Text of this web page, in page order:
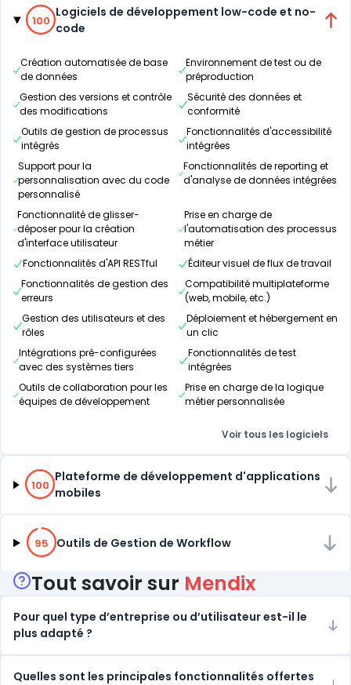
100% de compatibilité
100
Logiciels de développement low-code et no-
code
Création automatisée de base
de données
Environnement de test ou de
préproduction
Gestion des versions et contrôle
des modifications
Sécurité des données et
conformité
Outils de gestion de processus
intégrés
Fonctionnalités d'accessibilité
intégrées
Support pour la
personnalisation avec du code
personnalisé
Fonctionnalités de reporting et
d'analyse de données intégrées
Fonctionnalité de glisser-
déposer pour la création
d'interface utilisateur
Prise en charge de
l'automatisation des processus
métier
Fonctionnalités d'API RESTful
Éditeur visuel de flux de travail
Fonctionnalités de gestion des
erreurs
Compatibilité multiplateforme
(web, mobile, etc.)
Gestion des utilisateurs et des
rôles
Déploiement et hébergement en
un clic
Intégrations pré-configurées
avec des systèmes tiers
Fonctionnalités de test
intégrées
Outils de collaboration pour les
équipes de développement
Prise en charge de la logique
métier personnalisée
Voir tous les logiciels
100% de compatibilité
100
Plateforme de développement d'applications
mobiles
95% de compatibilité
95 Outils de Gestion de Workflow
Tout savoir sur Mendix
Pour quel type d’entreprise ou d’utilisateur est-il le
plus adapté ?
Quelles sont les principales fonctionnalités offertes